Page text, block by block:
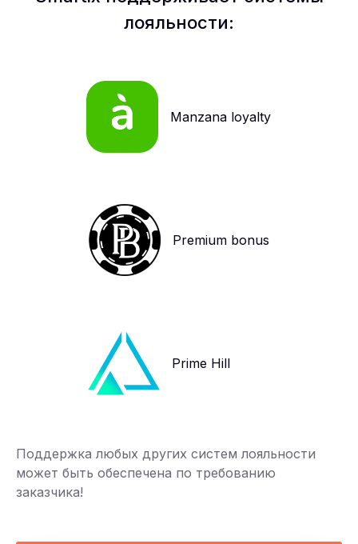
лояльности:
Manzana loyalty
Premium bonus
Prime Hill
Поддержка любых других систем лояльности
может быть обеспечена по требованию
заказчика!